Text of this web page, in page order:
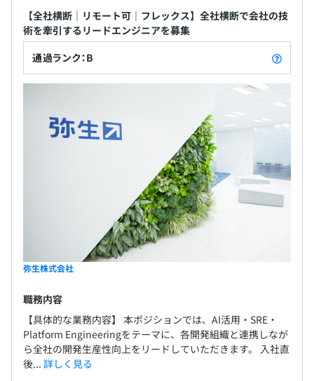
【全社横断｜リモート可｜フレックス】全社横断で会社の技
術を牽引するリードエンジニアを募集
通過ランク：B
弥生株式会社
職務内容
【具体的な業務内容】 本ポジションでは、AI活用・SRE・
Platform Engineeringをテーマに、各開発組織と連携しなが
ら全社の開発生産性向上をリードしていただきます。 入社直
後... 詳しく見る